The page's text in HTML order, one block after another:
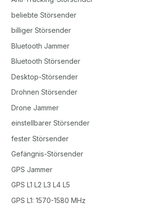
beliebte Störsender
billiger Störsender
Bluetooth Jammer
Bluetooth Störsender
Desktop-Störsender
Drohnen Störsender
Drone Jammer
einstellbarer Störsender
fester Störsender
Gefängnis-Störsender
GPS Jammer
GPS L1 L2 L3 L4 L5
GPS L1: 1570-1580 MHz